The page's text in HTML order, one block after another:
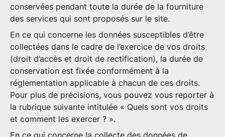
conservées pendant toute la durée de la fourniture
des services qui sont proposés sur le site.
En ce qui concerne les données susceptibles d’être
collectées dans le cadre de l’exercice de vos droits
(droit d’accès et droit de rectification), la durée de
conservation est fixée conformément à la
réglementation applicable à chacun de ces droits.
Pour plus de précisions, vous pouvez vous reporter à
la rubrique suivante intitulée « Quels sont vos droits
et comment les exercer ? ».
En ce qui concerne la collecte des données de